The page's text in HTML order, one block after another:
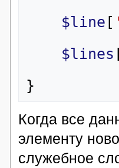
$line [
$lines
}
Когда все
элементу
служебное